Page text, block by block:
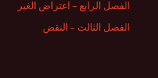
الفصل الرابع – اعتراض الغير
الفصل الثالث – النقض